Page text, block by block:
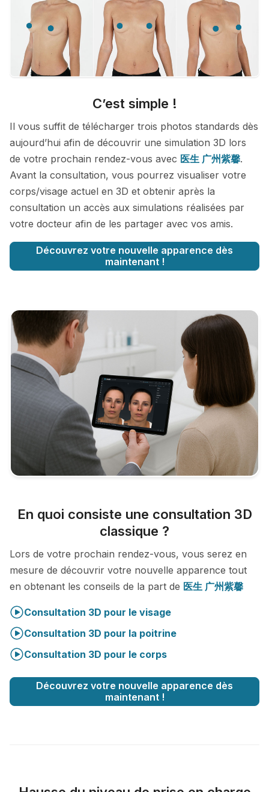
C’est simple !
Il vous suffit de télécharger trois photos standards dès
aujourd’hui afin de découvrir une simulation 3D lors
de votre prochain rendez-vous avec 医生 广州紫馨.
Avant la consultation, vous pourrez visualiser votre
corps/visage actuel en 3D et obtenir après la
consultation un accès aux simulations réalisées par
votre docteur afin de les partager avec vos amis.
Découvrez votre nouvelle apparence dès
maintenant !
En quoi consiste une consultation 3D
classique ?
Lors de votre prochain rendez-vous, vous serez en
mesure de découvrir votre nouvelle apparence tout
en obtenant les conseils de la part de 医生 广州紫馨
Consultation 3D pour le visage
Consultation 3D pour la poitrine
Consultation 3D pour le corps
Découvrez votre nouvelle apparence dès
maintenant !